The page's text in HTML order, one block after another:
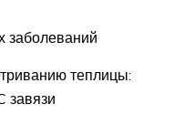
заболеваний
теплицы:
завязи